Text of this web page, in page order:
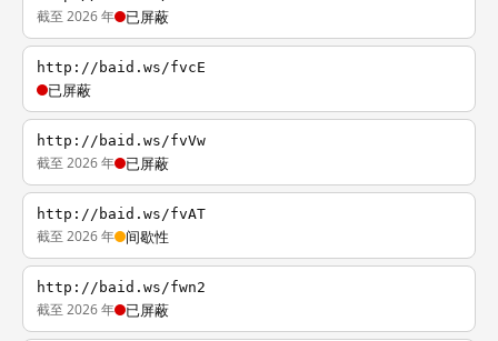
截至 2026 年 已屏蔽
http://baid.ws/fvcE
已屏蔽
http://baid.ws/fvVw
截至 2026 年 已屏蔽
http://baid.ws/fvAT
截至 2026 年 间歇性
http://baid.ws/fwn2
截至 2026 年 已屏蔽